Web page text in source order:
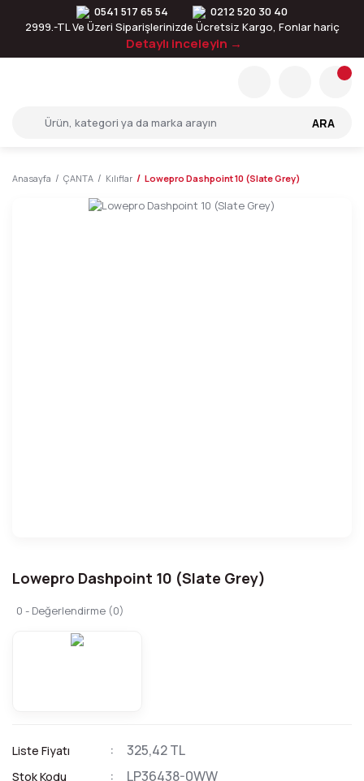
0541 517 65 54
0212 520 30 40
2999.-TL Ve Üzeri Siparişlerinizde Ücretsiz Kargo, Fonlar hariç
Detaylı inceleyin →
ARA
Anasayfa ÇANTA Kılıflar Lowepro Dashpoint 10 (Slate Grey)
Lowepro Dashpoint 10 (Slate Grey)
0 - Değerlendirme (0)
Liste Fiyatı 325,42 TL
Stok Kodu LP36438-0WW